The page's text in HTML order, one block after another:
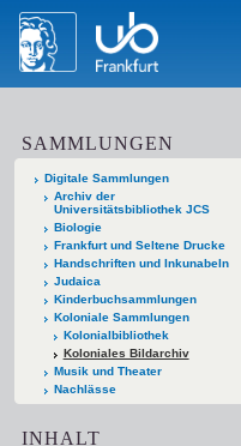
SAMMLUNGEN
Digitale Sammlungen
Archiv der
Universitätsbibliothek JCS
Biologie
Frankfurt und Seltene Drucke
Handschriften und Inkunabeln
Judaica
Kinderbuchsammlungen
Koloniale Sammlungen
Kolonialbibliothek
Koloniales Bildarchiv
Musik und Theater
Nachlässe
INHALT